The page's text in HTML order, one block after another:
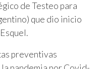
de Testeo para
que dio inicio
preventivas